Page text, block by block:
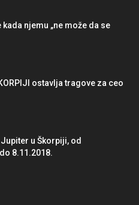
kada njemu „ne može da se
ostavlja tragove za ceo
u Škorpiji, od
8.11.2018.